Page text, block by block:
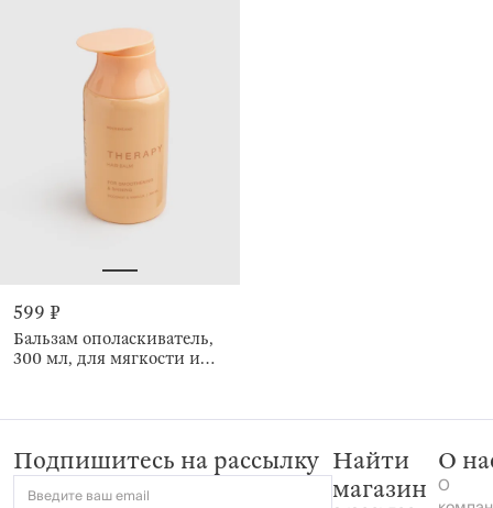
599 ₽
Бальзам ополаскиватель,
300 мл, для мягкости и
Подпишитесь на рассылку
Введите ваш email
Найти
магазин
О
О